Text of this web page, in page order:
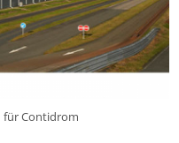
für Contidrom